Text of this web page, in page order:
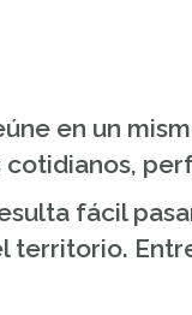
en un
fácil
territorio.